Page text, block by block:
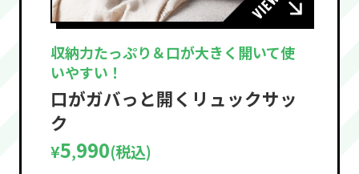
収納力たっぷり＆口が大きく開いて使
いやすい！
口がガバっと開くリュックサッ
ク
¥5,990(税込)